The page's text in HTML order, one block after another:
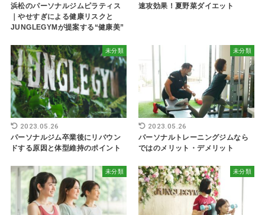
浜松のパーソナルジムピラティス
｜やせすぎによる健康リスクと
JUNGLEGYMが提案する“健康美”
速攻効果！夏野菜ダイエット
未分類
2023.05.26
パーソナルジム卒業後にリバウン
ドする原因と体型維持のポイント
未分類
2023.05.26
パーソナルトレーニングジムなら
ではのメリット・デメリット
未分類 未分類